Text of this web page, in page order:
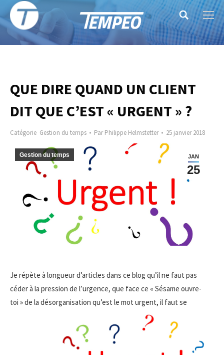
Search:
QUE DIRE QUAND UN CLIENT
DIT QUE C’EST « URGENT » ?
Catégorie Gestion du temps ParPhilippe Helmstetter 25 janvier 2018
JAN
25
Gestion du temps
Je répète à longueur d’articles dans ce blog qu’il ne faut pas
céder à la pression de l’urgence, que face ce « Sésame ouvre-
toi » de la désorganisation qu’est le mot urgent, il faut se